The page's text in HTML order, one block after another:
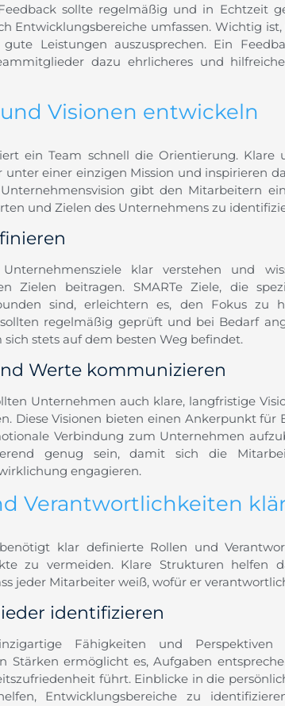
sollte regelmäßig und in Echtzeit
Entwicklungsbereiche umfassen. Wichtig
Leistungen auszusprechen. Ein
dazu ehrlicheres und
Visionen entwickeln
ein Team schnell die Orientierung. Klare
einer einzigen Mission und inspirieren
gibt den Mitarbeitern
und Zielen des Unternehmens zu
klar verstehen und
Zielen beitragen. SMARTe Ziele, die
sind, erleichtern es, den Fokus zu
regelmäßig geprüft und bei Bedarf
sich stets auf dem besten Weg befindet.
Werte kommunizieren
Unternehmen auch klare, langfristige
Diese Visionen bieten einen Ankerpunkt für
Verbindung zum Unternehmen
genug sein, damit sich die
engagieren.
Verantwortlichkeiten
klar definierte Rollen und
zu vermeiden. Klare Strukturen helfen
jeder Mitarbeiter weiß, wofür er
identifizieren
Fähigkeiten und
Stärken ermöglicht es, Aufgaben
führt. Einblicke in die
Entwicklungsbereiche zu